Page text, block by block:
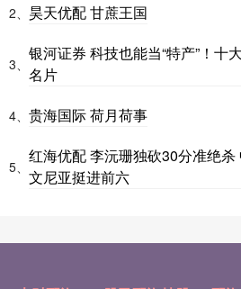
2、 昊天优配 甘蔗王国
3、
银河证券 科技也能当“特产”！十
名片
4、 贵海国际 荷月荷事
5、
红海优配 李沅珊独砍30分准绝
文尼亚挺进前六